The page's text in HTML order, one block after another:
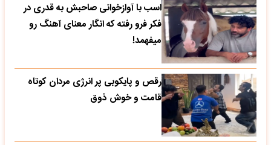
اسب با آوازخوانی صاحبش به قدری در
فکر فرو رفته که انگار معنای آهنگ رو
میفهمد!
رقص و پایکوبی پر انرژی مردان کوتاه
قامت و خوش ذوق